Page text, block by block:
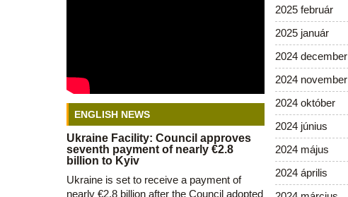
ENGLISH NEWS
Ukraine Facility: Council approves
seventh payment of nearly €2.8
billion to Kyiv
Ukraine is set to receive a payment of
nearly €2.8 billion after the Council adopted
2025 február
2025 január
2024 december
2024 november
2024 október
2024 június
2024 május
2024 április